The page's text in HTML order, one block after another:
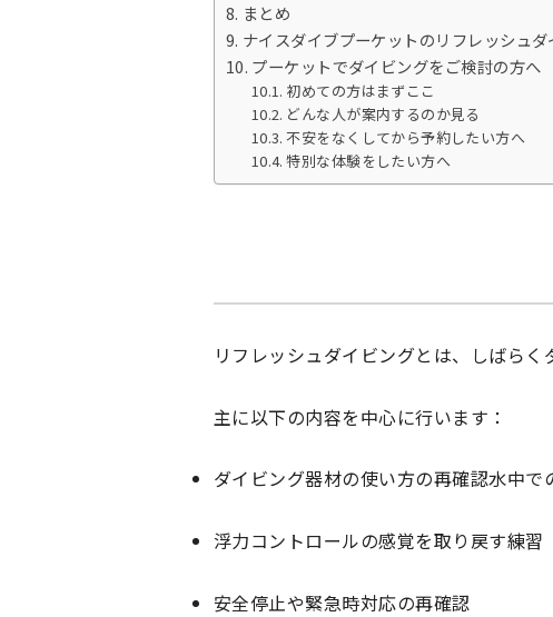
まとめ
ナイスダイブプーケットのリフレッシュ
プーケットでダイビングをご検討の方へ
初めての方はまずここ
どんな人が案内するのか見る
不安をなくしてから予約したい方へ
特別な体験をしたい方へ
リフレッシュダイビングとは、しばら
主に以下の内容を中心に行います：
ダイビング器材の使い方の再確認水中で
浮力コントロールの感覚を取り戻す練習
安全停止や緊急時対応の再確認